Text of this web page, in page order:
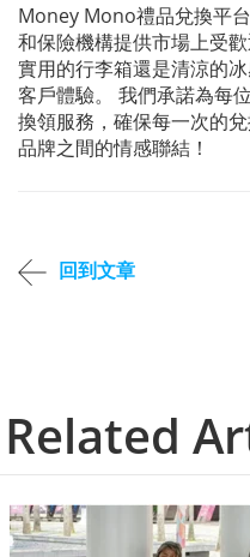
Money Mono禮品兌換平
和保險機構提供市場上受
實用的行李箱還是清涼的
客戶體驗。 我們承諾為每
換領服務，確保每一次的
品牌之間的情感聯結！
回到文章
Related